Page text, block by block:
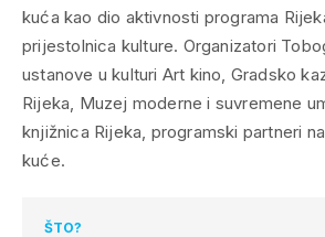
kuća kao dio aktivnosti programa
prijestolnica kulture. Organizatori
ustanove u kulturi Art kino, Gradsko
Rijeka, Muzej moderne i suvremene
knjižnica Rijeka, programski partneri
kuće.
ŠTO?